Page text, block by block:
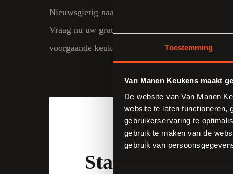
Toestemming
Van Manen Keukens maakt
De website van Van Manen
website te laten functioneren,
gebruikerservaring te
gebruik te maken van de
gebruik van
Nieuwsgierig naar de mogelijkheden bij Van
Vraag nu uw gratis keukenboek
voorgaande keukenprojecten.
Staat uw vraag